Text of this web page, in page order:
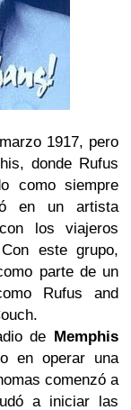
1917, pero
donde Rufus
como siempre
en un artista
los viajeros
este grupo,
parte de un
Rufus and
de Memphis
en operar una
comenzó a
a iniciar las